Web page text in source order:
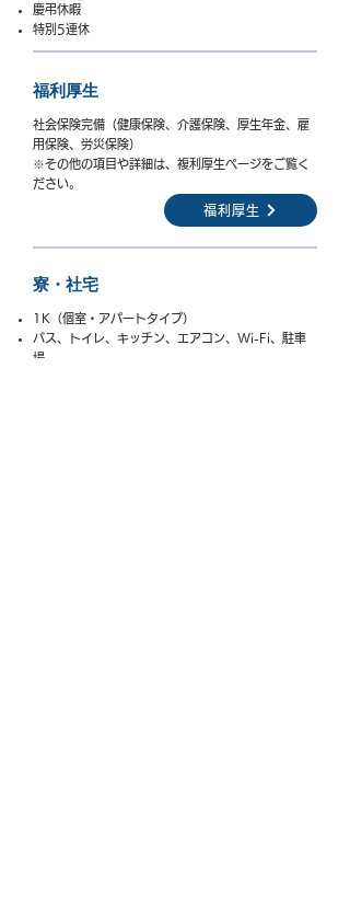
慶弔休暇
​特別5連休
福利厚生
社会保険完備（健康保険、介護保険、厚生年金、雇
用保険、労災保険）
​※その他の項目や詳細は、複利厚生ページをご覧く
ださい。
福利厚生
寮・社宅
1K（個室・アパートタイプ）
バス、トイレ、キッチン、エアコン、Wi-Fi、駐車
場